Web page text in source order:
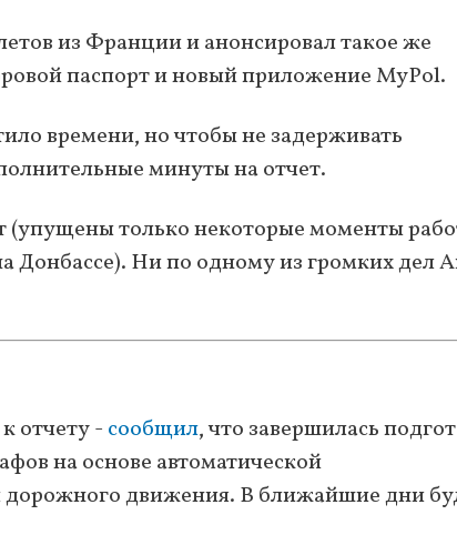
из Франции и анонсировал такое же
паспорт и новый приложение MyPol.
времени, но чтобы не задерживать
минуты на отчет.
(упущены только некоторые моменты
Донбассе). Ни по одному из громких дел
отчету - сообщил, что завершилась
на основе автоматической
движения. В ближайшие дни